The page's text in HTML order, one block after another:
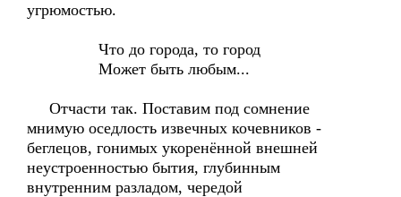
угрюмостью.
Что до города, то город
Может быть любым...
Отчасти так. Поставим под сомнение
мнимую оседлость извечных кочевников -
беглецов, гонимых укоренённой внешней
неустроенностью бытия, глубинным
внутренним разладом, чередой